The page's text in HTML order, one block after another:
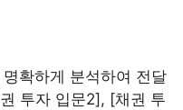
확하게 분석하여 전달
투자 입문2], [채권 투